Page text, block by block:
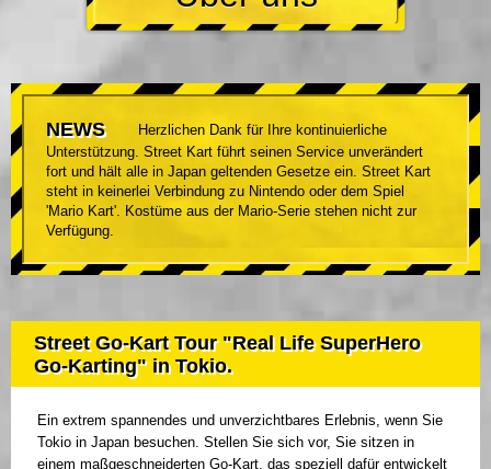
NEWS
Herzlichen Dank für Ihre kontinuierliche
Unterstützung. Street Kart führt seinen Service unverändert
fort und hält alle in Japan geltenden Gesetze ein. Street Kart
steht in keinerlei Verbindung zu Nintendo oder dem Spiel
'Mario Kart'. Kostüme aus der Mario-Serie stehen nicht zur
Verfügung.
Street Go-Kart Tour "Real Life SuperHero
Go-Karting" in Tokio.
Ein extrem spannendes und unverzichtbares Erlebnis, wenn Sie
Tokio in Japan besuchen. Stellen Sie sich vor, Sie sitzen in
einem maßgeschneiderten Go-Kart, das speziell dafür entwickelt